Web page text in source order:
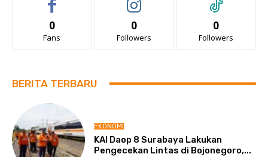
0
Fans
0
Followers
0
Followers
BERITA TERBARU
EKONOMI
KAI Daop 8 Surabaya Lakukan
Pengecekan Lintas di Bojonegoro,...